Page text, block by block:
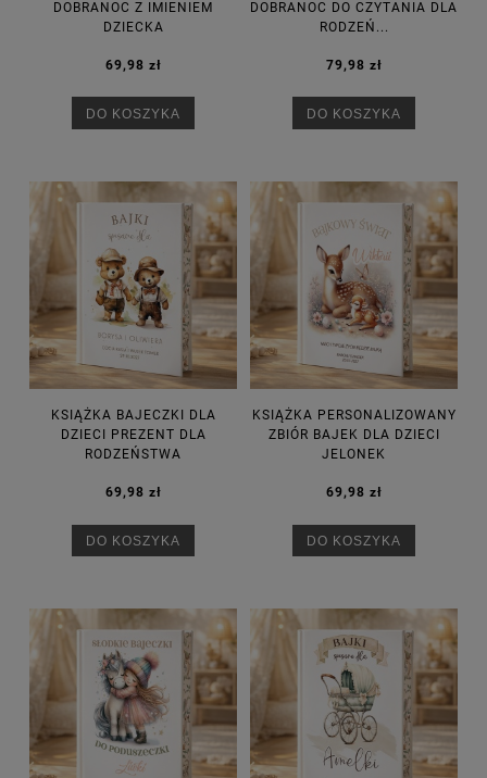
DOBRANOC Z IMIENIEM
DZIECKA
69,98 zł
DO KOSZYKA
DOBRANOC DO CZYTANIA DLA
RODZEŃ...
79,98 zł
DO KOSZYKA
KSIĄŻKA BAJECZKI DLA
DZIECI PREZENT DLA
RODZEŃSTWA
69,98 zł
DO KOSZYKA
KSIĄŻKA PERSONALIZOWANY
ZBIÓR BAJEK DLA DZIECI
JELONEK
69,98 zł
DO KOSZYKA